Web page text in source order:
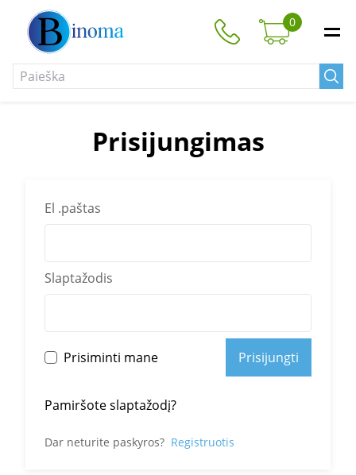
0
Prisijungimas
El .paštas
Slaptažodis
Prisiminti mane Prisijungti
Pamiršote slaptažodį?
Dar neturite paskyros? Registruotis